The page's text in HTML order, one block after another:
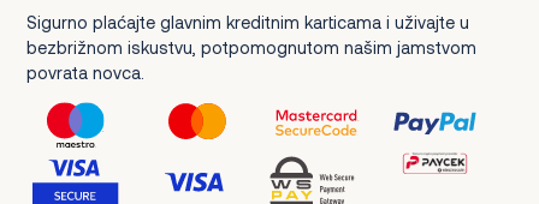
Sigurno plaćajte glavnim kreditnim karticama i uživajte u
bezbrižnom iskustvu, potpomognutom našim jamstvom
povrata novca.